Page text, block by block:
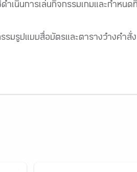
ำเนินการเล่นกิจกรรมเกมและกำห
รมรูปแบบสื่อบัตรและตารางวำงคำสั่ง